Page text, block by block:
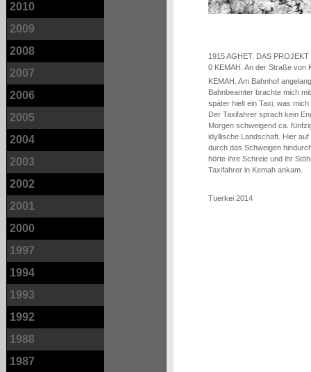
2010
2009
2008
2007
2006
2005
2004
2003
2002
2001
2000
1997
1994
1993
1992
1988
1987
1915 AGHET. DAS PROJEKT
0 KEMAH. An der Straße von
KEMAH. Am Bahnhof
Bahnbeamter brachte mich
später hielt ein Taxi, was
Der Taxifahrer sprach kein
Morgen schweigend ca.
idyllische Landschaft. Hier
durch das Schweigen
hörte ihre Schreie und ihr
Taxifahrer in Kemah ankam.
Tuerkei 2014